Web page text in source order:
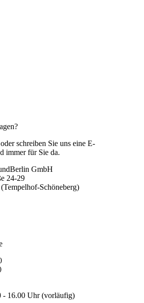
schreiben Sie uns eine E-
immer für Sie da.
GmbH
24-29
Schöneberg)
- 16.00 Uhr (vorläufig)